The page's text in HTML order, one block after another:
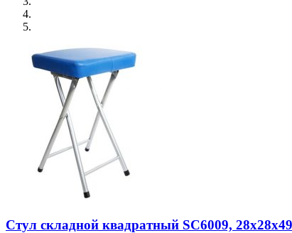
Стул складной квадратный SC6009,